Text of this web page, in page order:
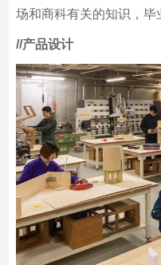
起。从一个小小的想法到
场和商科有关的知识，毕
//产品设计